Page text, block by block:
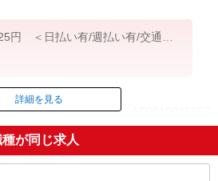
円 ＜日払い有/週払い有/交通費
含む)＞
ID：AE0610045657
掲載期間終了
詳細を見る
が同じ求人